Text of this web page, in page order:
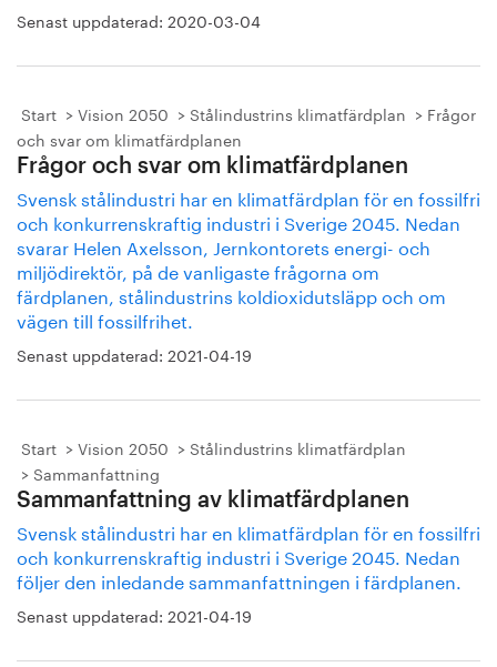
Senast uppdaterad: 2020-03-04
Start Vision 2050 Stålindustrins klimatfärdplan
Frågor
och svar om klimatfärdplanen
Frågor och svar om klimatfärdplanen
Svensk stålindustri har en klimatfärdplan för en fossilfri
och konkurrenskraftig industri i Sverige 2045. Nedan
svarar Helen Axelsson, Jernkontorets energi- och
miljödirektör, på de vanligaste frågorna om
färdplanen, stålindustrins koldioxidutsläpp och om
vägen till fossilfrihet.
Senast uppdaterad: 2021-04-19
Start Vision 2050
Stålindustrins klimatfärdplan
Sammanfattning
Sammanfattning av klimatfärdplanen
Svensk stålindustri har en klimatfärdplan för en fossilfri
och konkurrenskraftig industri i Sverige 2045. Nedan
följer den inledande sammanfattningen i färdplanen.
Senast uppdaterad: 2021-04-19